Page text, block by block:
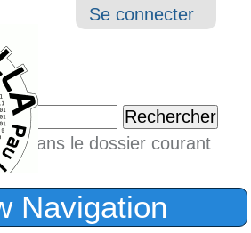
Outils
Se connecter
dans le dossier courant
Navigation